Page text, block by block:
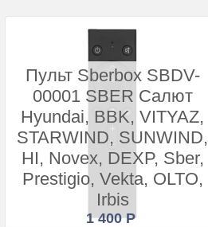
Пульт Sberbox SBDV-
00001 SBER Салют
Hyundai, BBK, VITYAZ,
STARWIND, SUNWIND,
HI, Novex, DEXP, Sber,
Prestigio, Vekta, OLTO,
Irbis
1 400 Р